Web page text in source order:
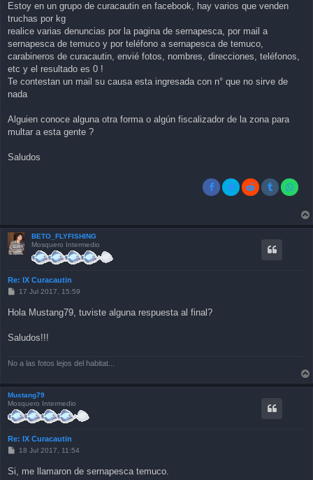
Estoy en un grupo de curacautin en facebook, hay varios que venden
truchas por kg
realice varias denuncias por la pagina de sernapesca, por mail a
sernapesca de temuco y por teléfono a sernapesca de temuco,
carabineros de curacautin, envié fotos, nombres, direcciones, teléfonos,
etc y el resultado es 0 !
Te contestan un mail su causa esta ingresada con n° que no sirve de
nada
Alguien conoce alguna otra forma o algún fiscalizador de la zona para
multar a esta gente ?
Saludos
BETO_FLYFISHING
Mosquero Intermedio
Re: IX Curacautin
P
t
17 Jul 2017, 15:59
Hola Mustang79, tuviste alguna respuesta al final?
Saludos!!!
No a las fotos lejos del habitat...
Mustang79
Mosquero Intermedio
Re: IX Curacautin
P
t
18 Jul 2017, 11:54
Si, me llamaron de sernapesca temuco.